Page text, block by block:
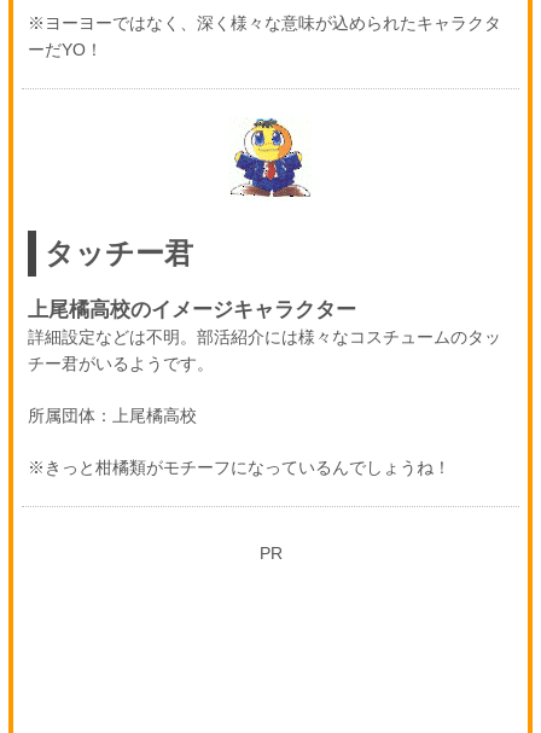
※ヨーヨーではなく、深く様々な意味が込められたキャラクタ
ーだYO！
タッチー君
上尾橘高校のイメージキャラクター
詳細設定などは不明。部活紹介には様々なコスチュームのタッ
チー君がいるようです。
所属団体：上尾橘高校
※きっと柑橘類がモチーフになっているんでしょうね！
PR